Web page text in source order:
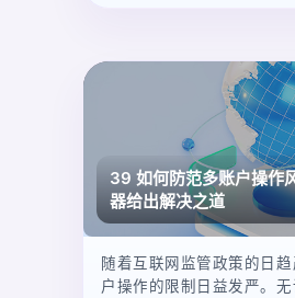
39 如何防范多账户操作
器给出解决之道
随着互联网监管政策的日
户操作的限制日益发严。